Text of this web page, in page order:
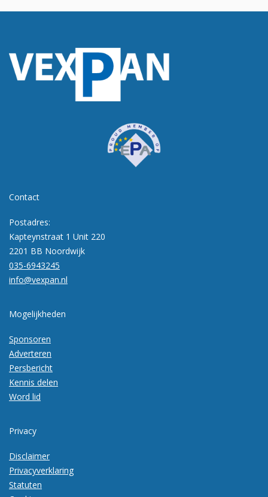
Contact
Postadres:
Kapteynstraat 1 Unit 220
2201 BB Noordwijk
035-6943245
info@vexpan.nl
Mogelijkheden
Sponsoren
Adverteren
Persbericht
Kennis delen
Word lid
Privacy
Disclaimer
Privacyverklaring
Statuten